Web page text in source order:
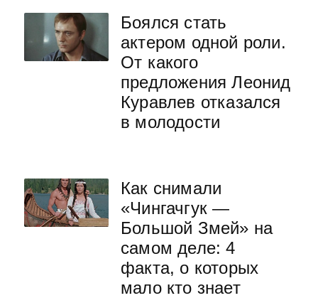
Боялся стать
актером одной роли.
От какого
предложения Леонид
Куравлев отказался
в молодости
Как снимали
«Чингачгук —
Большой Змей» на
самом деле: 4
факта, о которых
мало кто знает